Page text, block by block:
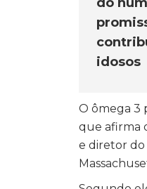
idosos
O ômega 3
que afirma
e diretor do